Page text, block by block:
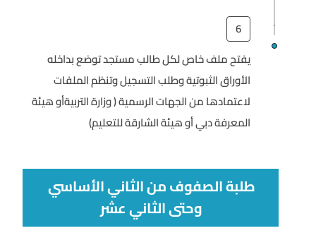
6
يفتح ملف خاص لكل طالب مستجد توضع بداخله
الأوراق الثبوتية وطلب التسجيل وتنظم الملفات
لاعتمادها من الجهات الرسمية ( وزارة التربيةأو هيئة
المعرفة دبي أو هيئة الشارقة للتعليم)
طلبة الصفوف من الثاني الأساسي
وحتى الثاني عشر